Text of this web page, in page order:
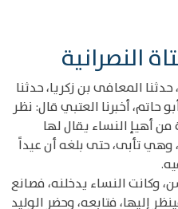
النصرانية
المعافى بن زكريا، حدثنا
حاتم، أخبرنا العتبي قال: نظر
من أهيإ النساء يقال لها
تأبى، حتى بلغه أن عيداً
النساء يدخلنه، فصانع
إليها، فتابعه، وحضر الوليد